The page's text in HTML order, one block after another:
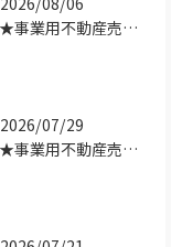
【★事業用不動産売買仲介専門部署より★】福岡市の不動産｜株式会社ランドマーク●1棟収益物件・価格が下がりました！！●
2026/07/29
【★事業用不動産売買仲介専門部署より★】福岡市の不動産｜株式会社ランドマーク ●収益物件 「D-roomアネシス」価格改定のお知らせ●